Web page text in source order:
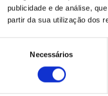
publicidade e de análise,
partir da sua utilização dos
consentimento
Necessários
16,65€O14,99
Guerreiras do K-Pop: A
Novela Gráfica
Random House Children's